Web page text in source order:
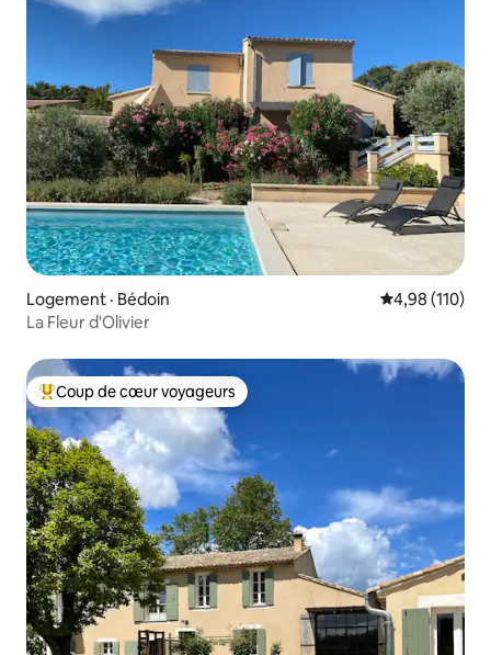
Logement · Bédoin Note
4,98 (110)
La Fleur d'Olivier
Coup de cœur voyageurs parmi les plus aimés
Coup de cœur voyageurs